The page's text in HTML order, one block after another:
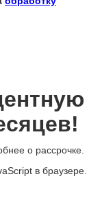
о рассрочке.
в браузере.